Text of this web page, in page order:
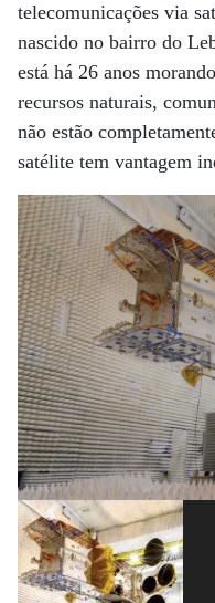
telecomunicações via
nascido no bairro do
está há 26 anos
recursos naturais,
não estão
satélite tem vantagem
Previous